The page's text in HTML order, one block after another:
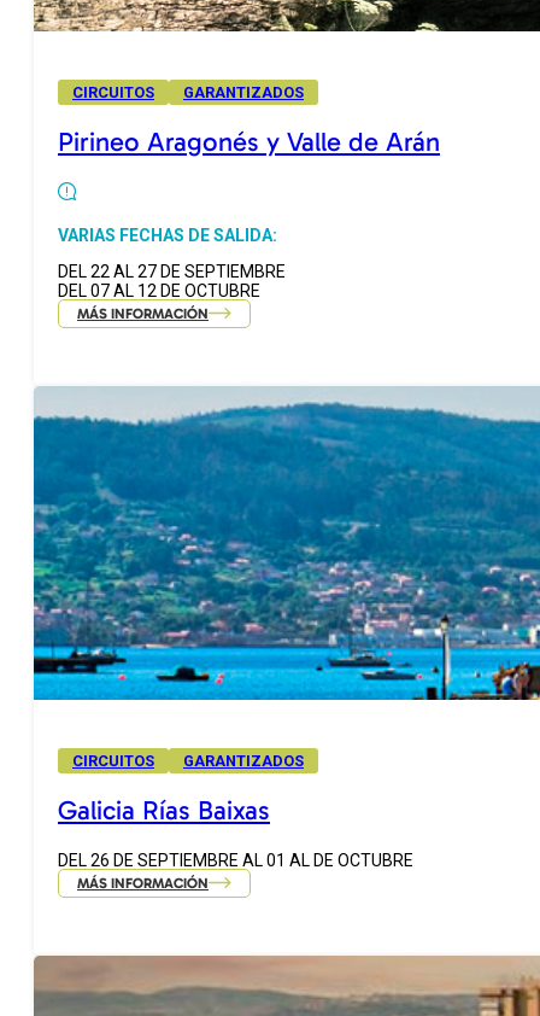
CIRCUITOS GARANTIZADOS
Pirineo Aragonés y Valle de Arán
VARIAS FECHAS DE SALIDA:
DEL 22 AL 27 DE SEPTIEMBRE
DEL 07 AL 12 DE OCTUBRE
MÁS INFORMACIÓN
CIRCUITOS GARANTIZADOS
Galicia Rías Baixas
DEL 26 DE SEPTIEMBRE AL 01 AL DE OCTUBRE
MÁS INFORMACIÓN